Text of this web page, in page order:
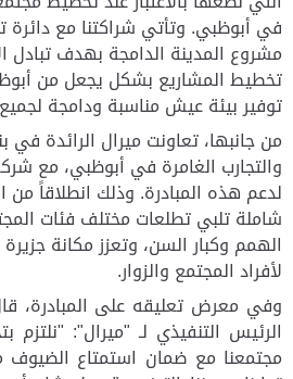
في أبوظبي. وتأتي شراكتنا مع دائرة
مشروع المدينة الدامجة بهدف تبادل
تخطيط المشاريع بشكل يجعل من
توفير بيئة عيش مناسبة ودامجة
من جانبها، تعاونت ميرال الرائدة في
والتجارب الغامرة في أبوظبي، مع
لدعم هذه المبادرة. وذلك انطلاقاً من
شاملة تلبي تطلعات مختلف فئات
الهمم وكبار السن، وتعزز مكانة
لأفراد المجتمع والزوار.
وفي معرض تعليقه على المبادرة،
الرئيس التنفيذي لـ "ميرال": "نلتزم
مجتمعنا مع ضمان استمتاع الضيوف